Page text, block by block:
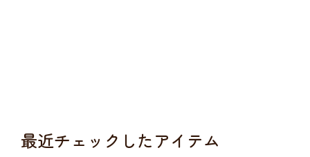
最近チェックしたアイテム